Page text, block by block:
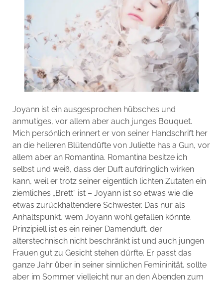
Joyann ist ein ausgesprochen hübsches und
anmutiges, vor allem aber auch junges Bouquet.
Mich persönlich erinnert er von seiner Handschrift her
an die helleren Blütendüfte von Juliette has a Gun, vor
allem aber an Romantina. Romantina besitze ich
selbst und weiß, dass der Duft aufdringlich wirken
kann, weil er trotz seiner eigentlich lichten Zutaten ein
ziemliches „Brett“ ist – Joyann ist so etwas wie die
etwas zurückhaltendere Schwester. Das nur als
Anhaltspunkt, wem Joyann wohl gefallen könnte.
Prinzipiell ist es ein reiner Damenduft, der
alterstechnisch nicht beschränkt ist und auch jungen
Frauen gut zu Gesicht stehen dürfte. Er passt das
ganze Jahr über in seiner sinnlichen Femininität, sollte
aber im Sommer vielleicht nur an den Abenden zum